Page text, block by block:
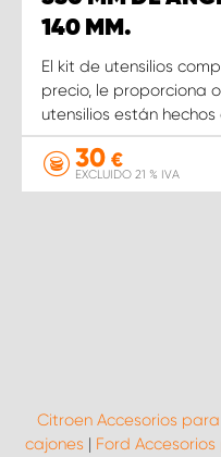
140 MM.
El kit de utensilios
precio, le proporciona
utensilios están
30 €
EXCLUIDO 21 % IVA
Citroen Accesorios
cajones | Ford